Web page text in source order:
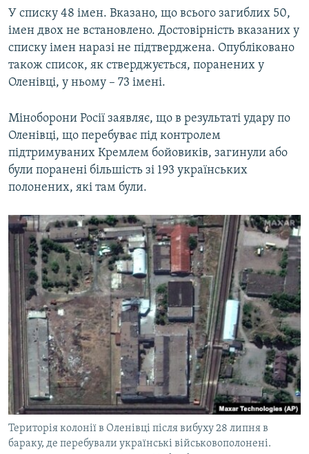
У списку 48 імен. Вказано, що всього загиблих 50,
імен двох не встановлено. Достовірність вказаних у
списку імен наразі не підтверджена. Опубліковано
також список, як стверджується, поранених у
Оленівці, у ньому – 73 імені.
Міноборони Росії заявляє, що в результаті удару по
Оленівці, що перебуває під контролем
підтримуваних Кремлем бойовиків, загинули або
були поранені більшість зі 193 українських
полонених, які там були.
Територія колонії в Оленівці після вибуху 28 липня в
бараку, де перебували українські військовополонені.